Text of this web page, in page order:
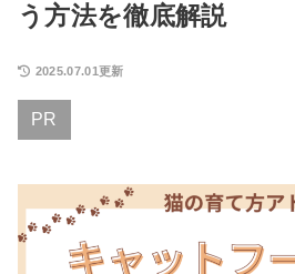
う方法を徹底解説
2025.07.01更新
PR